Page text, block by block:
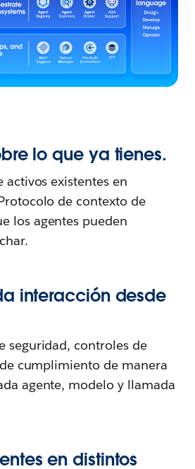
lo que ya tienes.
activos existentes en
de contexto de
los agentes pueden
interacción desde
seguridad, controles de
cumplimiento de manera
agente, modelo y llamada
en distintos